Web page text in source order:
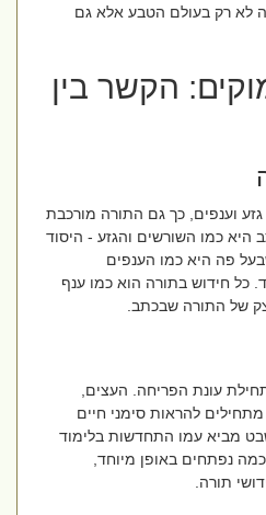
רק בעולם הטבע אלא גם
הקשר בין
וענפים, כך גם התורה מורכבת
כמו השורשים והגזע - היסוד
פה היא כמו הענפים
חידוש בתורה הוא כמו ענף
של התורה שבכתב.
עונת הפריחה. העצים,
להראות סימני חיים
מביא עמו התחדשות בלימוד
נפתחים באופן מיוחד,
תורה.